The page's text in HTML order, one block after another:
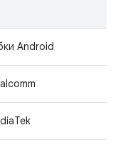
Android